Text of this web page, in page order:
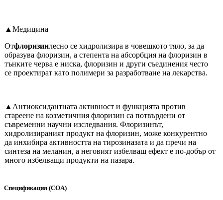
▲Медицина
Отфлоризинлесно се хидролизира в човешкото тяло, за да
образува флоризин, а степента на абсорбция на флоризин в
тънките черва е ниска, флоризин и други съединения често
се проектират като полимери за разработване на лекарства.
▲Антиоксидантната активност и функцията против
стареене на козметичния флоризин са потвърдени от
съвременни научни изследвания. Флоризинът,
хидролизираният продукт на флоризин, може конкурентно
да инхибира активността на тирозиназата и да пречи на
синтеза на меланин, а неговият избелващ ефект е по-добър от
много избелващи продукти на пазара.
Спецификация (COA)